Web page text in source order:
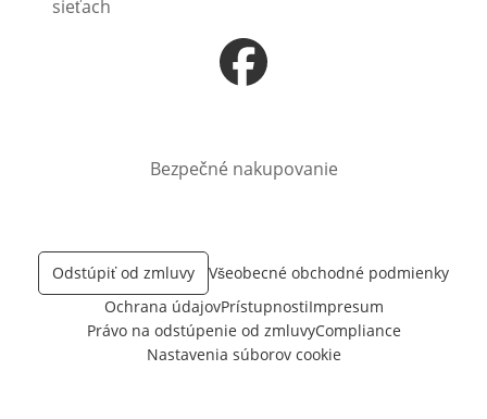
sieťach
Otvorí sa vnovom okne
Bezpečné nakupovanie
Odstúpiť od zmluvy
Všeobecné obchodné podmienky
Ochrana údajovPrístupnostiImpresum
Právo na odstúpenie od zmluvyCompliance
Nastavenia súborov cookie